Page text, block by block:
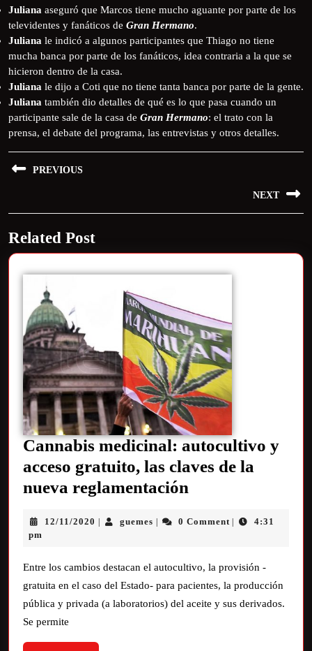
Juliana aseguró que Marcos tiene mucho aguante por parte de los
televidentes y fanáticos de Gran Hermano.
Juliana le indicó a algunos participantes que Thiago no tiene
mucha banca por parte de los fanáticos, idea contraria a la que se
hicieron dentro de la casa.
Juliana le dijo a Coti que no tiene tanta banca por parte de la gente.
Juliana también dio detalles de qué es lo que pasa cuando un
participante sale de la casa de Gran Hermano: el trato con la
prensa, el debate del programa, las entrevistas y otros detalles.
PREVIOUS
NEXT
Related Post
Cannabis medicinal: autocultivo y
acceso gratuito, las claves de la
nueva reglamentación
12/11/2020 | guemes | 0 Comment |
4:31
pm
Entre los cambios destacan el autocultivo, la provisión -
gratuita en el caso del Estado- para pacientes, la producción
pública y privada (a laboratorios) del aceite y sus derivados.
Se permite